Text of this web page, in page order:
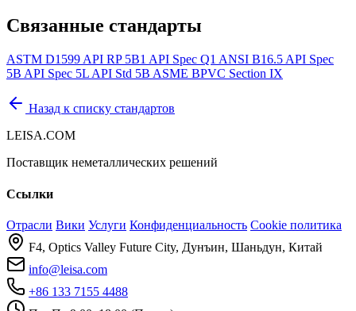
Связанные стандарты
ASTM D1599 API RP 5B1 API Spec Q1 ANSI B16.5 API Spec
5B API Spec 5L API Std 5B ASME BPVC Section IX
Назад к списку стандартов
LEISA.COM
Поставщик неметаллических решений
Ссылки
Отрасли Вики Услуги Конфиденциальность Cookie политика
F4, Optics Valley Future City, Дунъин, Шаньдун, Китай
info@leisa.com
+86 133 7155 4488